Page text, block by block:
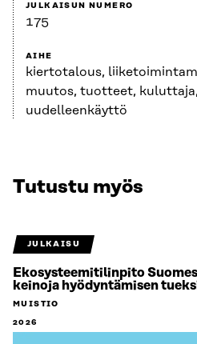
JULKAISUN NUMERO
175
AIHE
kiertotalous,
muutos, tuotteet,
uudelleenkäyttö
Tutustu myös
JULKAISU
Ekosysteemitilinpito
keinoja hyödyntämisen
MUISTIO
2026